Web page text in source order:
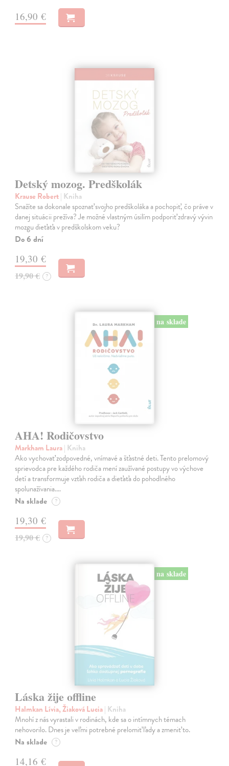
16,90 €
Detský mozog. Predškolák
Krause Robert| Kniha
Snažíte sa dokonale spoznať svojho predškoláka a pochopiť, čo práve v
danej situácii prežíva? Je možné vlastným úsilím podporiť zdravý vývin
mozgu dieťaťa v predškolskom veku?
Do 6 dní
19,30 €
19,90 € ?
na sklade
AHA! Rodičovstvo
Markham Laura| Kniha
Ako vychovať zodpovedné, vnímavé a šťastné deti. Tento prelomový
sprievodca pre každého rodiča mení zaužívané postupy vo výchove
detí a transformuje vzťah rodiča a dieťaťa do pohodlného
spolunažívania.…
Na sklade ?
19,30 €
19,90 € ?
na sklade
Láska žije offline
Halmkan Lívia, Žiaková Lucia| Kniha
Mnohí z nás vyrastali v rodinách, kde sa o intímnych témach
nehovorilo. Dnes je veľmi potrebné prelomiť ľady a zmeniť to.
Na sklade ?
14,16 €